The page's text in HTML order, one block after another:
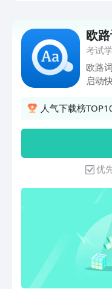
记忆
本，
使用
录云
供生
功能
词、
语知
全新
又简
用。
欧
考试
欧路
启动
语、
一键
翻译
作、
英语
置常
个，
像头
读文
目标
习。
生僻
人气下载榜
优